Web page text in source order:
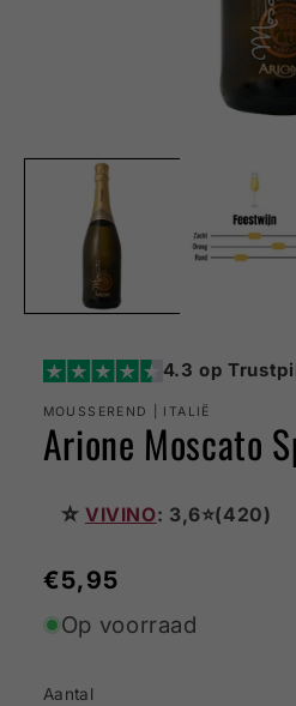
1
modaal
4.3 op
MOUSSEREND | ITALIË
Arione Moscato
☆ VIVINO: 3,6⭐(420)
Normale
€5,95
Op voorraad
Aantal